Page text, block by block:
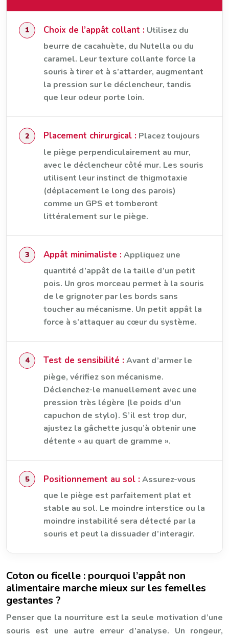
Choix de l’appât collant : Utilisez du
beurre de cacahuète, du Nutella ou du
caramel. Leur texture collante force la
souris à tirer et à s’attarder, augmentant
la pression sur le déclencheur, tandis
que leur odeur porte loin.
Placement chirurgical : Placez toujours
le piège perpendiculairement au mur,
avec le déclencheur côté mur. Les souris
utilisent leur instinct de thigmotaxie
(déplacement le long des parois)
comme un GPS et tomberont
littéralement sur le piège.
Appât minimaliste : Appliquez une
quantité d’appât de la taille d’un petit
pois. Un gros morceau permet à la souris
de le grignoter par les bords sans
toucher au mécanisme. Un petit appât la
force à s’attaquer au cœur du système.
Test de sensibilité : Avant d’armer le
piège, vérifiez son mécanisme.
Déclenchez-le manuellement avec une
pression très légère (le poids d’un
capuchon de stylo). S’il est trop dur,
ajustez la gâchette jusqu’à obtenir une
détente « au quart de gramme ».
Positionnement au sol : Assurez-vous
que le piège est parfaitement plat et
stable au sol. Le moindre interstice ou la
moindre instabilité sera détecté par la
souris et peut la dissuader d’interagir.
Coton ou ficelle : pourquoi l’appât non
alimentaire marche mieux sur les femelles
gestantes ?
Penser que la nourriture est la seule motivation d’une
souris est une autre erreur d’analyse. Un rongeur,